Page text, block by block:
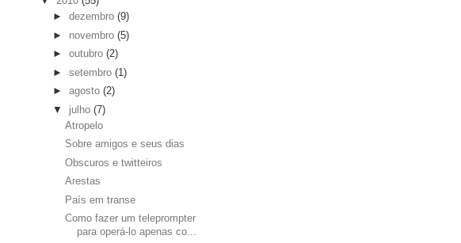
► dezembro (9)
► novembro (5)
► outubro (2)
► setembro (1)
► agosto (2)
▼ julho (7)
Atropelo
Sobre amigos e seus dias
Obscuros e twitteiros
Arestas
País em transe
Como fazer um teleprompter
para operá-lo apenas co...